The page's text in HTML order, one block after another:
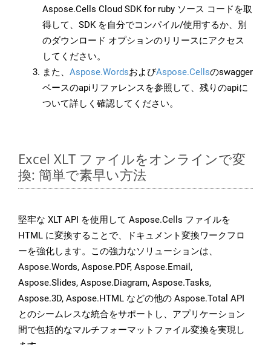
Aspose.Cells Cloud SDK for ruby ソース コードを取
得して、SDK を自分でコンパイル/使用するか、別
のダウンロード オプションのリリースにアクセス
してください。
また、 Aspose.WordsおよびAspose.Cellsのswagger
ベースのapiリファレンスを参照して、残りのapiに
ついて詳しく確認してください。
Excel XLT ファイルをオンラインで変
換: 簡単で素早い方法
堅牢な XLT API を使用して Aspose.Cells ファイルを
HTML に変換することで、ドキュメント変換ワークフロ
ーを強化します。この強力なソリューションは、
Aspose.Words, Aspose.PDF, Aspose.Email,
Aspose.Slides, Aspose.Diagram, Aspose.Tasks,
Aspose.3D, Aspose.HTML などの他の Aspose.Total API
とのシームレスな統合をサポートし、アプリケーション
間で包括的なマルチフォーマットファイル変換を実現し